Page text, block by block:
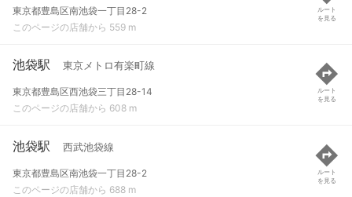
東京都豊島区南池袋一丁目28-2
このページの店舗から 559 m
ルート
を見る
池袋駅 東京メトロ有楽町線
東京都豊島区西池袋三丁目28-14
このページの店舗から 608 m
ルート
を見る
池袋駅 西武池袋線
東京都豊島区南池袋一丁目28-2
このページの店舗から 688 m
ルート
を見る